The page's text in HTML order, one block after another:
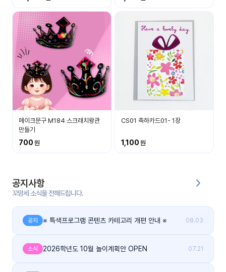
뮤
공지
사항
이벤
트
우리
들의
이야
게시
그
메이크문구 M184 스크래치왕관
만들기
700
CS01 축하카드01- 1장
1,100
공지사항
꼬망세 소식을 전해드립니다.
공지 ※ 특색프로그램 콘텐츠 카테고리 개편 안내 ※ 08.03
소식 2026학년도 10월 놀이계획안 OPEN 07.21